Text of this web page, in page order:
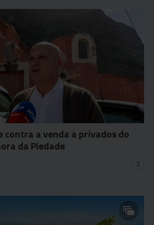
contra a venda a privados do
da Piedade
2